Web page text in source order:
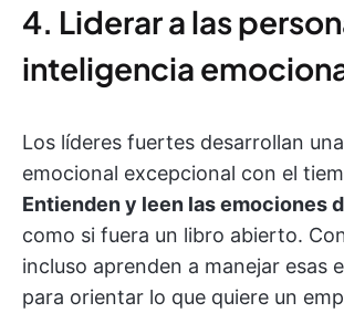
4. Liderar a las
inteligencia
Los líderes fuertes desarrollan
emocional excepcional con el
Entienden y leen las emociones
como si fuera un libro abierto.
incluso aprenden a manejar esas
para orientar lo que quiere un